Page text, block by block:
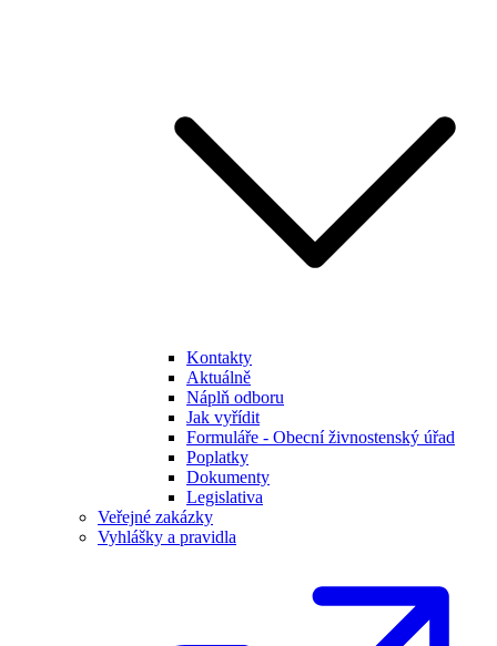
Kontakty
Aktuálně
Náplň odboru
Jak vyřídit
Formuláře - Obecní živnostenský úřad
Poplatky
Dokumenty
Legislativa
Veřejné zakázky
Vyhlášky a pravidla